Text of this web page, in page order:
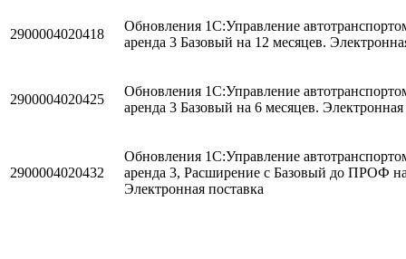
2900004020418
Обновления 1С:Управление
аренда 3 Базовый на 12 месяцев.
2900004020425
Обновления 1С:Управление
аренда 3 Базовый на 6 месяцев. Электронная
2900004020432
Обновления 1С:Управление
аренда 3, Расширение с Базовый до ПРОФ
Электронная поставка